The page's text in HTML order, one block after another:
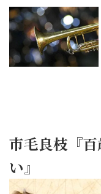
市毛良枝『
い』